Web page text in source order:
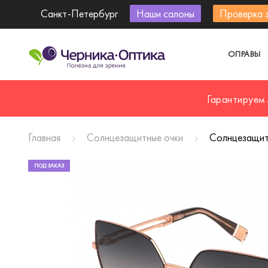
Санкт-Петербург Наши салоны Проверка
ОПРАВЫ
Главная Солнцезащитные очки
ПОД ЗАКАЗ